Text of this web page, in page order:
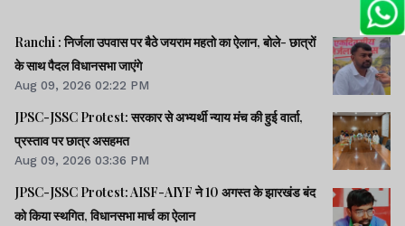
Ranchi : निर्जला उपवास पर बैठे जयराम महतो का ऐलान, बोले- छात्रों
के साथ पैदल विधानसभा जाएंगे
Aug 09, 2026 02:22 PM
JPSC-JSSC Protest: सरकार से अभ्यर्थी न्याय मंच की हुई वार्ता,
प्रस्ताव पर छात्र असहमत
Aug 09, 2026 03:36 PM
JPSC-JSSC Protest: AISF-AIYF ने 10 अगस्त के झारखंड बंद
को किया स्थगित, विधानसभा मार्च का ऐलान